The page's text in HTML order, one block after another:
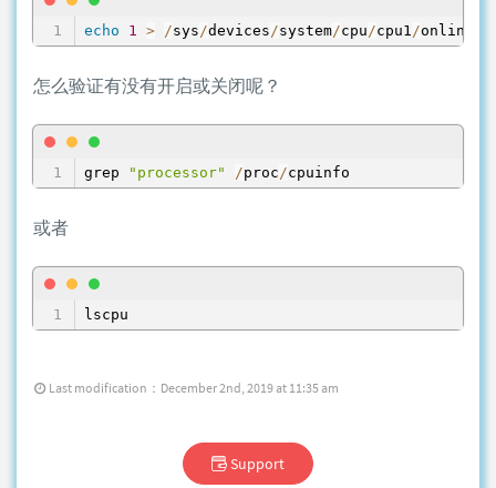
echo 1 > /sys/devices/system/cpu/cpu1/online
怎么验证有没有开启或关闭呢？
grep "processor" /proc/
或者
Last modification：December 2nd, 2019 at 11:35 am
Support